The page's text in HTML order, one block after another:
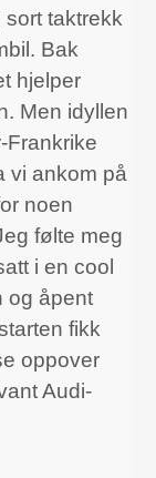
taktrekk
Bak
hjelper
Men idyllen
Frankrike
vi ankom på
noen
følte meg
i en cool
og åpent
fikk
oppover
Audi-